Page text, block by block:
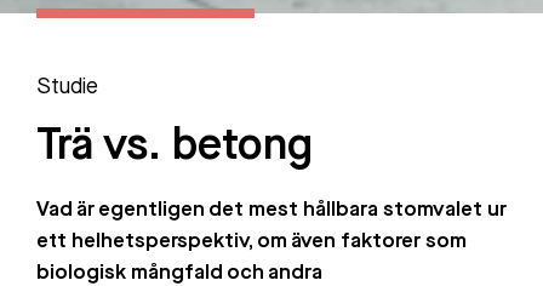
Studie
Trä vs. betong
Vad är egentligen det mest hållbara stomvalet ur
ett helhetsperspektiv, om även faktorer som
biologisk mångfald och andra